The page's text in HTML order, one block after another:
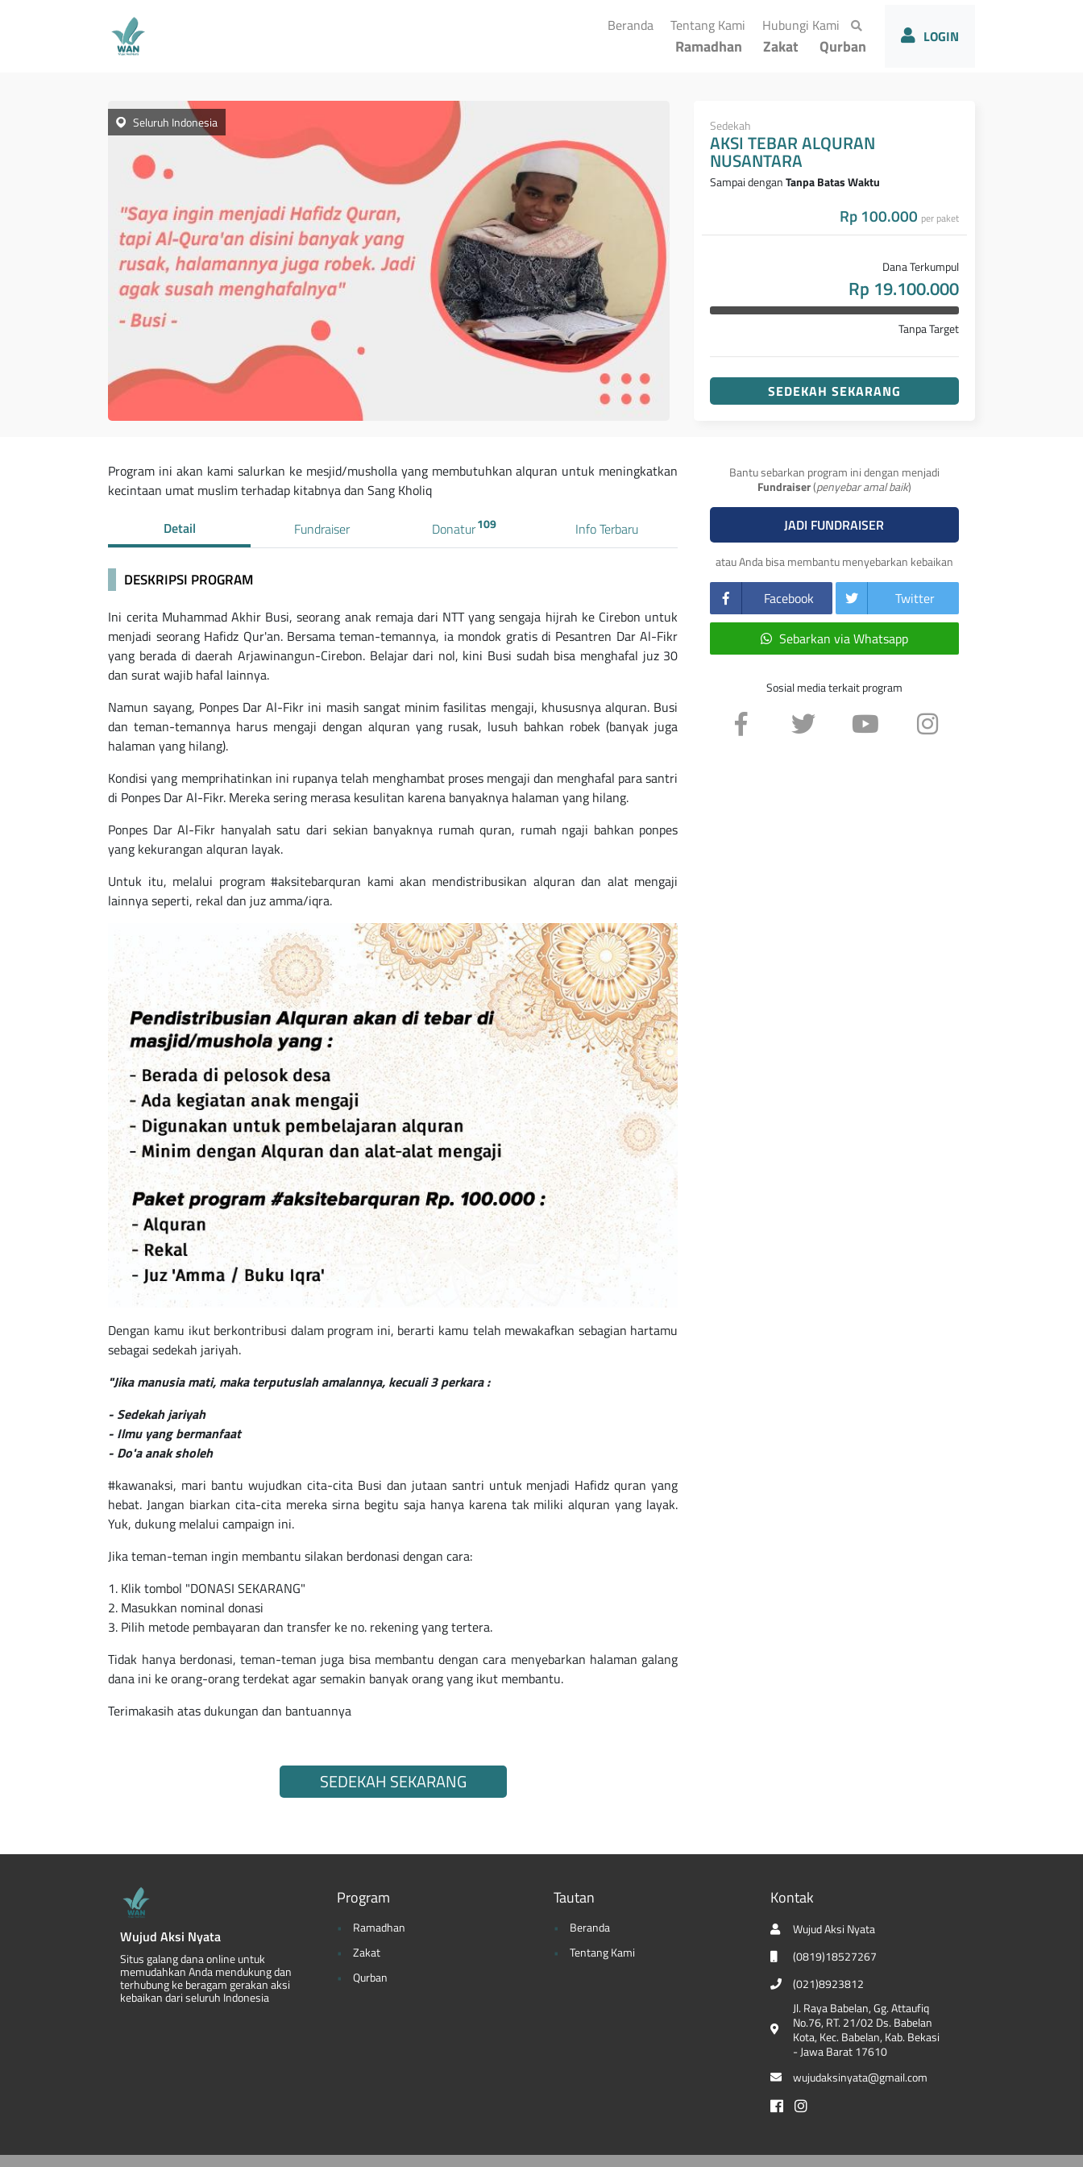
Beranda(current)
Tentang Kami(current)
Hubungi Kami(current)
Ramadhan Zakat Qurban LOGIN
Seluruh Indonesia Sedekah
AKSI TEBAR ALQURAN
NUSANTARA
Sampai denganTanpa Batas Waktu
Rp 100.000 per paket
Dana Terkumpul
Rp 19.100.000
Tanpa Target
SEDEKAH SEKARANG
Program ini akan kami salurkan ke mesjid/musholla yang membutuhkan alquran untuk meningkatkan
kecintaan umat muslim terhadap kitabnya dan Sang Kholiq
Detail
Fundraiser Donatur109 Info Terbaru
DESKRIPSI PROGRAM
Ini cerita Muhammad Akhir Busi, seorang anak remaja dari NTT yang sengaja hijrah ke Cirebon untuk
menjadi seorang Hafidz Qur'an. Bersama teman-temannya, ia mondok gratis di Pesantren Dar Al-Fikr
yang berada di daerah Arjawinangun-Cirebon. Belajar dari nol, kini Busi sudah bisa menghafal juz 30
dan surat wajib hafal lainnya.
Namun sayang, Ponpes Dar Al-Fikr ini masih sangat minim fasilitas mengaji, khususnya alquran. Busi
dan teman-temannya harus mengaji dengan alquran yang rusak, lusuh bahkan robek (banyak juga
halaman yang hilang).
Kondisi yang memprihatinkan ini rupanya telah menghambat proses mengaji dan menghafal para santri
di Ponpes Dar Al-Fikr. Mereka sering merasa kesulitan karena banyaknya halaman yang hilang.
Ponpes Dar Al-Fikr hanyalah satu dari sekian banyaknya rumah quran, rumah ngaji bahkan ponpes
yang kekurangan alquran layak.
Untuk itu, melalui program #aksitebarquran kami akan mendistribusikan alquran dan alat mengaji
lainnya seperti, rekal dan juz amma/iqra.
Dengan kamu ikut berkontribusi dalam program ini, berarti kamu telah mewakafkan sebagian hartamu
sebagai sedekah jariyah.
"Jika manusia mati, maka terputuslah amalannya, kecuali 3 perkara :
- Sedekah jariyah
- Ilmu yang bermanfaat
- Do'a anak sholeh
#kawanaksi, mari bantu wujudkan cita-cita Busi dan jutaan santri untuk menjadi Hafidz quran yang
hebat. Jangan biarkan cita-cita mereka sirna begitu saja hanya karena tak miliki alquran yang layak.
Yuk, dukung melalui campaign ini.
Jika teman-teman ingin membantu silakan berdonasi dengan cara:
1. Klik tombol "DONASI SEKARANG"
2. Masukkan nominal donasi
3. Pilih metode pembayaran dan transfer ke no. rekening yang tertera.
Tidak hanya berdonasi, teman-teman juga bisa membantu dengan cara menyebarkan halaman galang
dana ini ke orang-orang terdekat agar semakin banyak orang yang ikut membantu.
Terimakasih atas dukungan dan bantuannya
SEDEKAH SEKARANG
Bantu sebarkan program ini dengan menjadi
Fundraiser(penyebar amal baik)
JADI FUNDRAISER
atau Anda bisa membantu menyebarkan kebaikan
Facebook Twitter
Sebarkan via Whatsapp
Sosial media terkait program
Wujud Aksi Nyata
Situs galang dana online untuk
memudahkan Anda mendukung dan
terhubung ke beragam gerakan aksi
kebaikan dari seluruh Indonesia
Program
Ramadhan
Zakat
Qurban
Tautan
Beranda
Tentang Kami
Kontak
Wujud Aksi Nyata
(0819)18527267
(021)8923812
Jl. Raya Babelan, Gg. Attaufiq
No.76, RT. 21/02 Ds. Babelan
Kota, Kec. Babelan, Kab. Bekasi
- Jawa Barat 17610
wujudaksinyata@gmail.com